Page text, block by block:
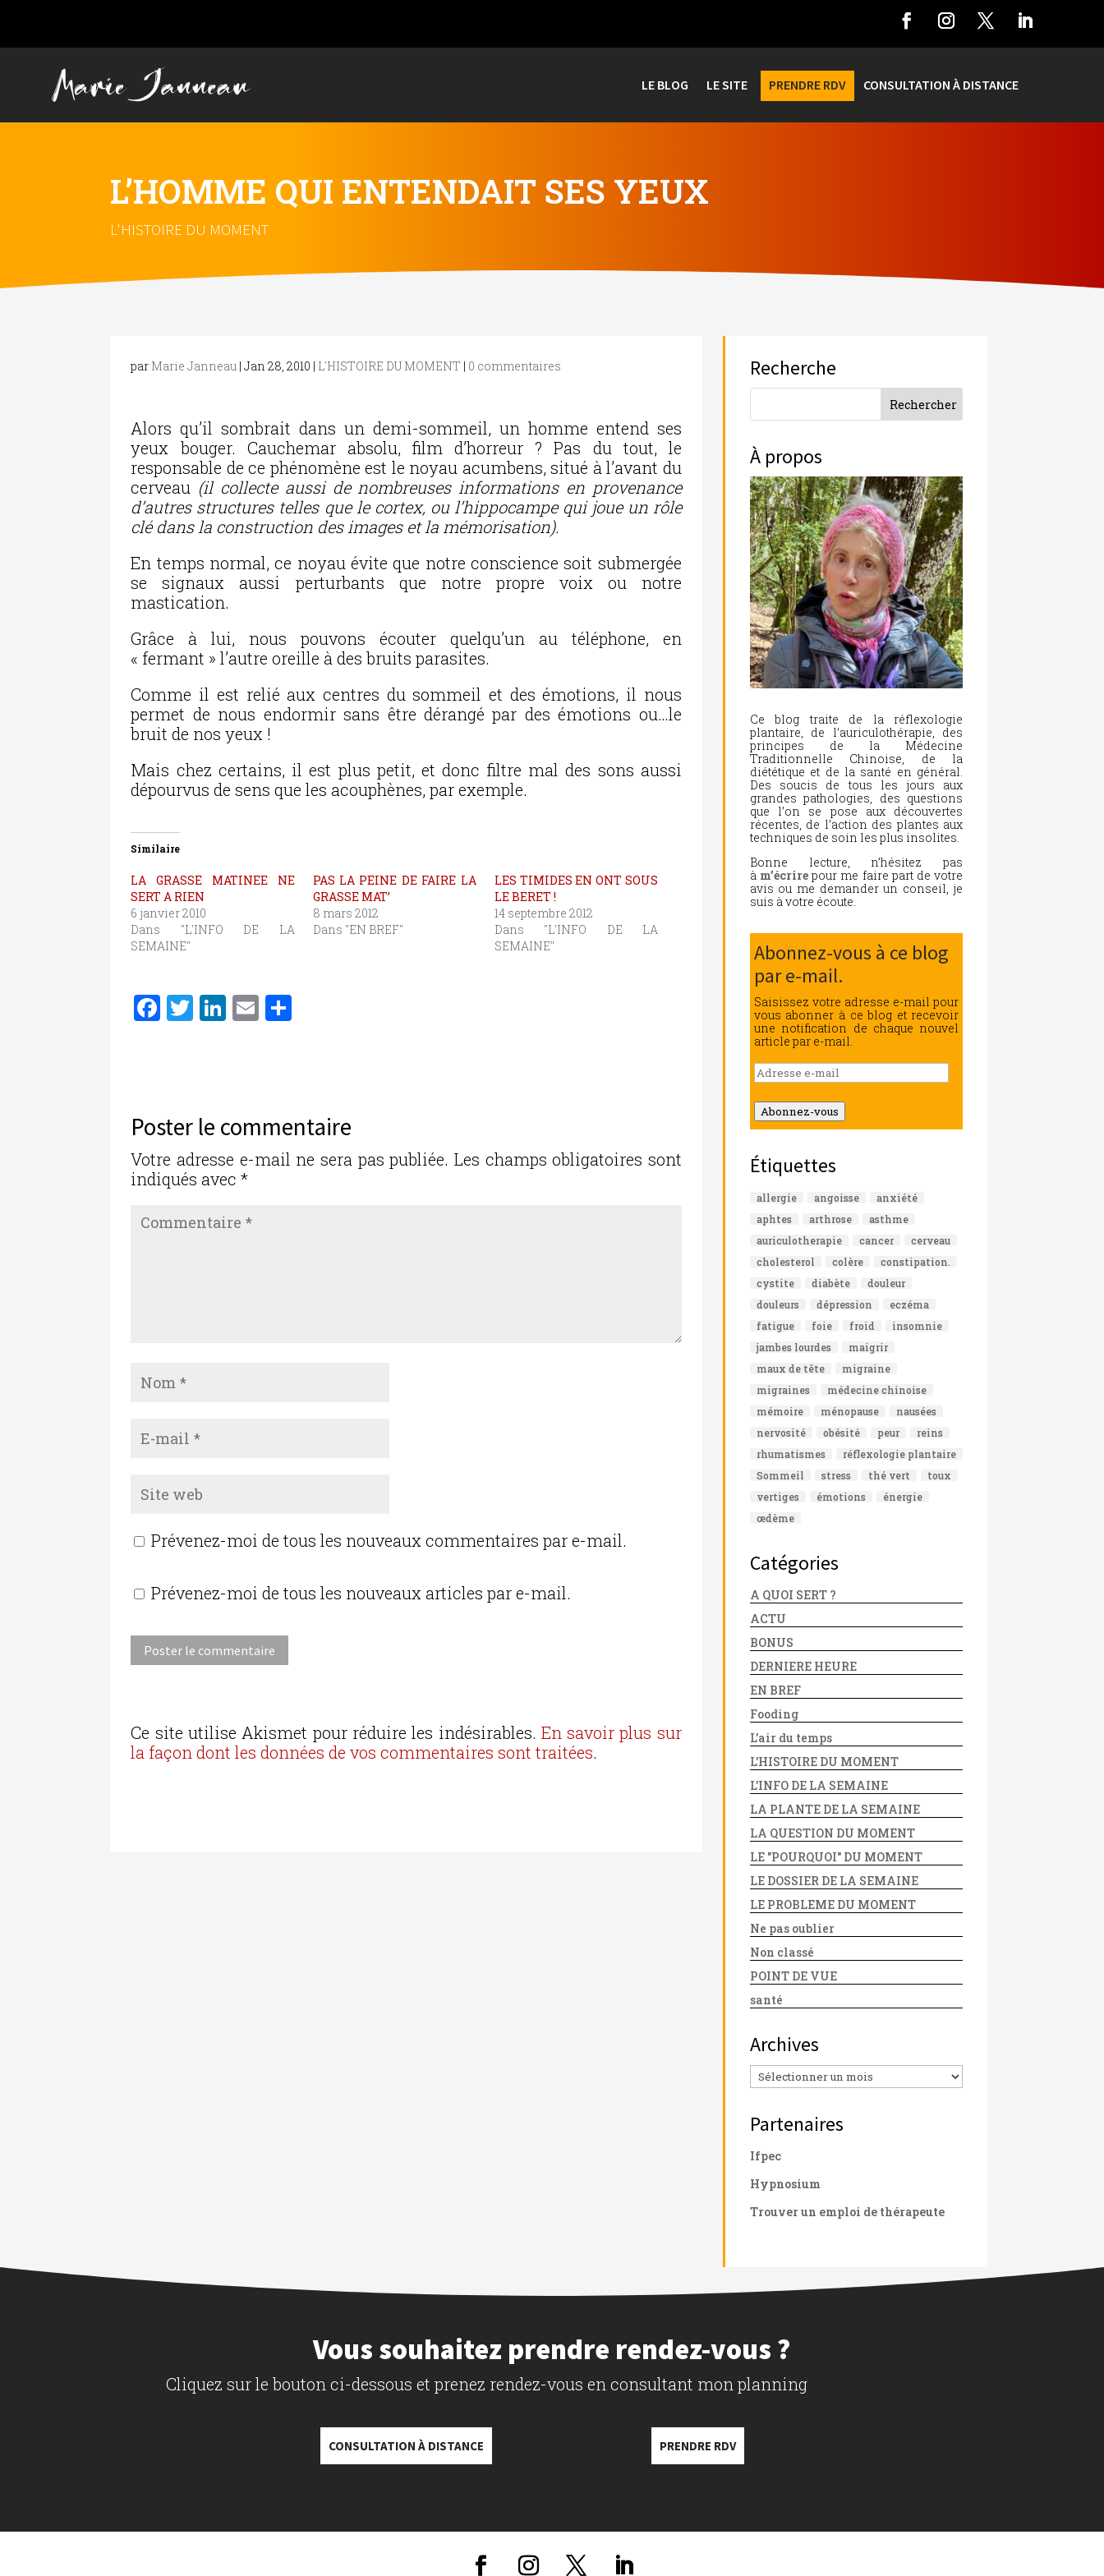
LE BLOG LE SITE PRENDRE RDV CONSULTATION À DISTANCE
L’HOMME QUI ENTENDAIT SES YEUX
L'HISTOIRE DU MOMENT
par Marie Janneau |Jan 28, 2010 | L'HISTOIRE DU MOMENT | 0 commentaires
Alors qu’il sombrait dans un demi-sommeil, un homme entend ses
yeux bouger. Cauchemar absolu, film d’horreur ? Pas du tout, le
responsable de ce phénomène est le noyau acumbens, situé à l’avant du
cerveau (il collecte aussi de nombreuses informations en provenance
d’autres structures telles que le cortex, ou l’hippocampe qui joue un rôle
clé dans la construction des images et la mémorisation).
En temps normal, ce noyau évite que notre conscience soit submergée
se signaux aussi perturbants que notre propre voix ou notre
mastication.
Grâce à lui, nous pouvons écouter quelqu’un au téléphone, en
« fermant » l’autre oreille à des bruits parasites.
Comme il est relié aux centres du sommeil et des émotions, il nous
permet de nous endormir sans être dérangé par des émotions ou…le
bruit de nos yeux !
Mais chez certains, il est plus petit, et donc filtre mal des sons aussi
dépourvus de sens que les acouphènes, par exemple.
Similaire
LA GRASSE MATINEE NE
SERT A RIEN
6 janvier 2010
Dans "L'INFO DE LA
SEMAINE"
PAS LA PEINE DE FAIRE LA
GRASSE MAT’
8 mars 2012
Dans "EN BREF"
LES TIMIDES EN ONT SOUS
LE BERET !
14 septembre 2012
Dans "L'INFO DE LA
SEMAINE"
F
b
o
o
k
T
r
Li
n
E
er
Poster le commentaire
Votre adresse e-mail ne sera pas publiée. Les champs obligatoires sont
indiqués avec*
Prévenez-moi de tous les nouveaux commentaires par e-mail.
Prévenez-moi de tous les nouveaux articles par e-mail.
Ce site utilise Akismet pour réduire les indésirables. En savoir plus sur
la façon dont les données de vos commentaires sont traitées.
Recherche
À propos
Ce blog traite de la réflexologie
plantaire, de l’auriculothérapie, des
principes de la Médecine
Traditionnelle Chinoise, de la
diététique et de la santé en général.
Des soucis de tous les jours aux
grandes pathologies, des questions
que l’on se pose aux découvertes
récentes, de l’action des plantes aux
techniques de soin les plus insolites.
Bonne lecture, n’hésitez pas
à m’écrire pour me faire part de votre
avis ou me demander un conseil, je
suis à votre écoute.
Abonnez-vous à ce blog
par e-mail.
Saisissez votre adresse e-mail pour
vous abonner à ce blog et recevoir
une notification de chaque nouvel
article par e-mail.
Adresse
e-
mail
Abonnez-vous
Étiquettes
allergie angoisse
anxiété
aphtes
arthrose
asthme
auriculotherapie
cancer
cerveau
cholesterol
colère
constipation.
cystite
diabète
douleur
douleurs
dépression
eczéma
fatigue
foie froid
insomnie
jambes lourdes
maigrir
maux de tête
migraine
migraines
médecine chinoise
mémoire
ménopause
nausées
nervosité
obésité peur
reins
rhumatismes
réflexologie plantaire
Sommeil
stress thé vert
toux
vertiges
émotions
énergie
œdème
Catégories
A QUOI SERT ?
ACTU
BONUS
DERNIERE HEURE
EN BREF
Fooding
L'air du temps
L'HISTOIRE DU MOMENT
L'INFO DE LA SEMAINE
LA PLANTE DE LA SEMAINE
LA QUESTION DU MOMENT
LE "POURQUOI" DU MOMENT
LE DOSSIER DE LA SEMAINE
LE PROBLEME DU MOMENT
Ne pas oublier
Non classé
POINT DE VUE
santé
Archives
Archives
Partenaires
Ifpec
Hypnosium
Trouver un emploi de thérapeute
Vous souhaitez prendre rendez-vous ?
Cliquez sur le bouton ci-dessous et prenez rendez-vous en consultant mon planning
CONSULTATION À DISTANCE PRENDRE RDV